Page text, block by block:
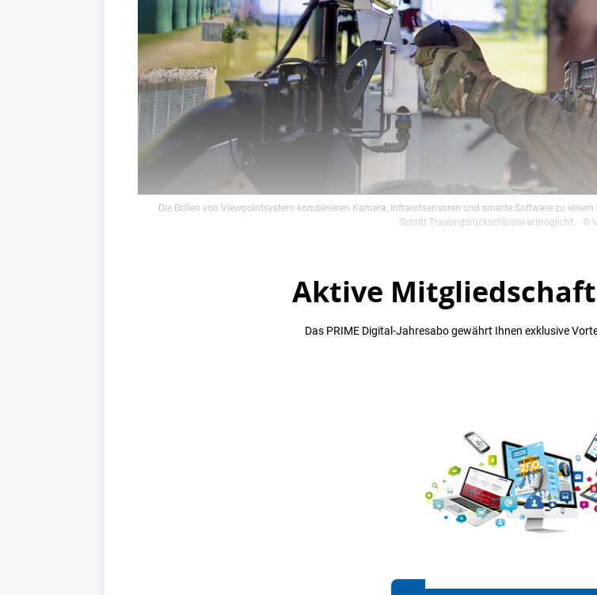
Die Brillen von Viewpointsystem kombinieren Kamera, Infrarotsensoren und smarte Software zu
Schritt Trainingsrückschlüsse ermöglicht. - ©
Aktive
Das PRIME Digital-Jahresabo gewährt Ihnen exklusive